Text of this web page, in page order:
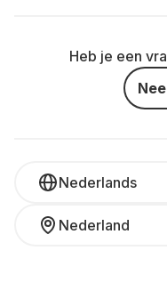
Heb je een
Nederlands
Nederland